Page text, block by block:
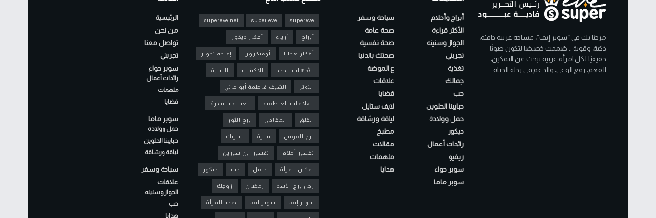
مرحبًا بكِ في “سوبر إيف”، مساحة عربية دافئة،
ذكية، وقوية .. صُممت خصيصًا لتكون صوتًا
حقيقيًا لكل امرأة عربية تبحث عن التمكين،
الفهم، رفع الوعي، والدعم في رحلة الحياة.
أبراج وأحلام
الأكثر قراءة
الجواز وسنينه
تجربتي
تغذية
جمالك
حب
حبايبنا الحلوين
حمل وولادة
ديكور
رائدات أعمال
ريفيو
سوبر حواء
سوبر ماما
سياحة وسفر
صحة عامة
صحة نفسية
صحتك بالدنيا
ع الموضة
علاقات
قضايا
لايف ستايل
لياقة ورشاقة
مطبخ
مقالات
ملهمات
هدايا
supereve
super eve
supereve.net
أبراج أزياء أفكار ديكور
أفكار هدايا أوميكرون إعادة تدوير
الأمهات الجدد الاكتئاب البشرة
التوتر الشيف فاطمة أبو حاتي
العلاقات العاطفية العناية بالبشرة
القلق المقادير برج الثور
برج القوس بشرة بشرتك
تفسير أحلام تفسير ابن سيرين
تمكين المرأة حامل حب ديكور
رجل برج الأسد رمضان زوجك
سوبر إيف سوبر ايف صحة المرأة
الرئيسية
من نحن
تواصل معنا
تجربتي
سوبر حواء
رائدات أعمال
ملهمات
قضايا
سوبر ماما
حمل وولادة
حبايبنا الحلوين
لياقة ورشاقة
سياحة وسفر
علاقات
الجواز وسنينه
حب
هدايا